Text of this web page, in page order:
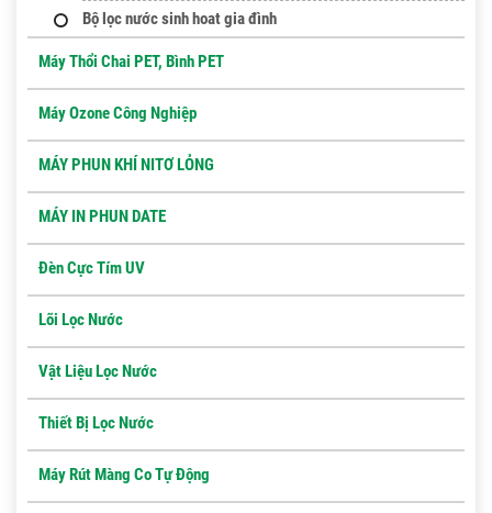
Bộ lọc nước sinh hoat gia đình
Máy Thổi Chai PET, Bình PET
Máy Ozone Công Nghiệp
MÁY PHUN KHÍ NITƠ LỎNG
MÁY IN PHUN DATE
Đèn Cực Tím UV
Lõi Lọc Nước
Vật Liệu Lọc Nước
Thiết Bị Lọc Nước
Máy Rút Màng Co Tự Động